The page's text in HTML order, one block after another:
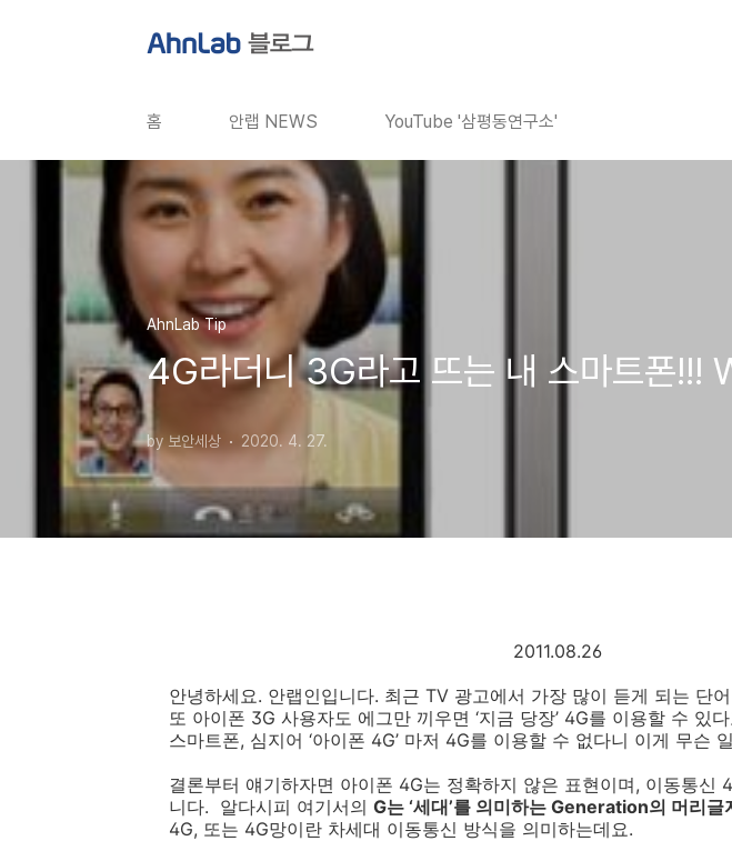
홈 안랩 NEWS YouTube '삼평동연구소'
AhnLab Tip
4G라더니 3G라고 뜨는 내 스마트폰!!!
by 보안세상 2020. 4. 27.
2011.08.26
안녕하세요. 안랩인입니다. 최근 TV 광고에서 가장 많이 듣게 되는 단
또 아이폰 3G 사용자도 에그만 끼우면 ‘지금 당장’ 4G를 이용할 수 있
스마트폰, 심지어 ‘아이폰 4G’ 마저 4G를 이용할 수 없다니 이게 무슨
결론부터 얘기하자면 아이폰 4G는 정확하지 않은 표현이며, 이동통신
니다. 알다시피 여기서의 G는 ‘세대’를 의미하는 Generation의 머리글
4G, 또는 4G망이란 차세대 이동통신 방식을 의미하는데요.